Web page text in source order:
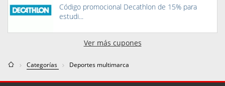
Código promocional Decathlon de 15% para
estudi...
Ver más cupones
Categorías Deportes multimarca